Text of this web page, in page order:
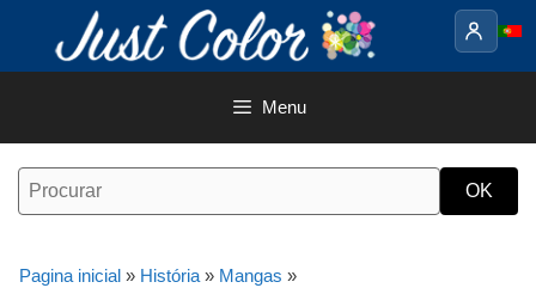
o
Menu
Pagina inicial » História » Mangas »